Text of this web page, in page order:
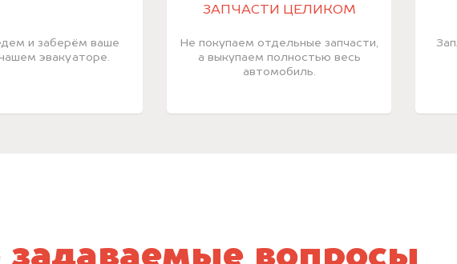
и заберём ваше
эвакуаторе.
ЗАПЧАСТИ ЦЕЛИКОМ
Не покупаем отдельные запчасти,
а выкупаем полностью весь
автомобиль.